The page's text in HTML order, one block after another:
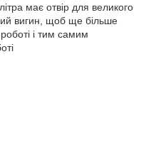
має отвір для великого
вигин, щоб ще більше
і тим самим